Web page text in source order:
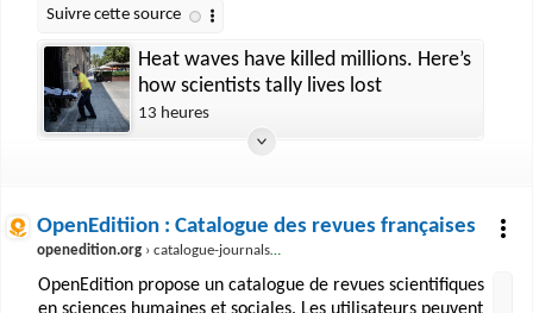
Heat waves have killed millions. Here’s
how scientists tally lives lost
13 heures
OpenEditiion : Catalogue des revues françaises
openedition.org › catalogue-journals?limit=30&country%5B%5D=France
OpenEdition propose un catalogue de revues scientifiques